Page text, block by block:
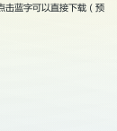
击蓝字可以直接下载（预